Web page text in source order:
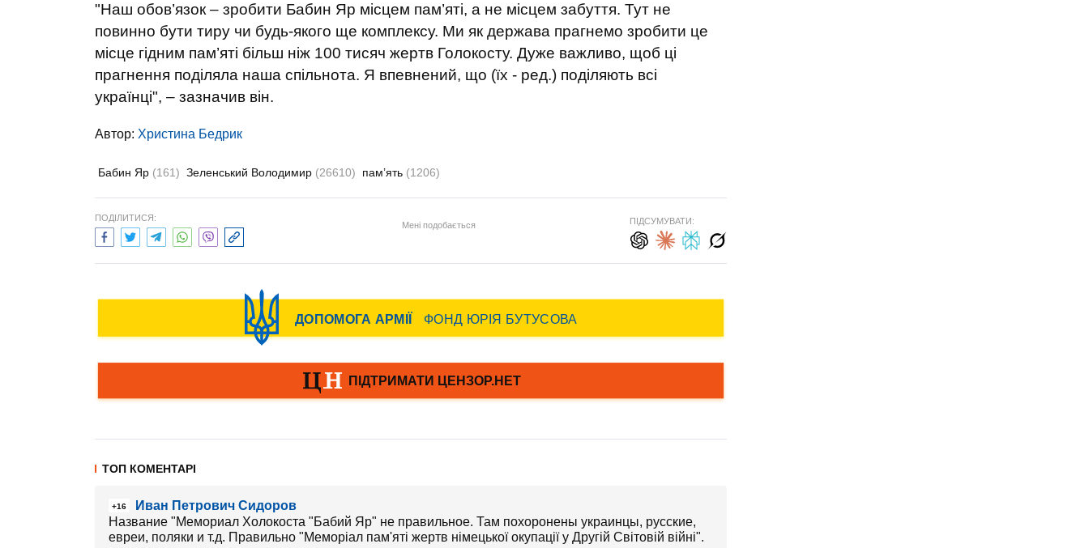
"Наш обов’язок – зробити Бабин Яр місцем пам’яті, а не місцем забуття. Тут не
повинно бути тиру чи будь-якого ще комплексу. Ми як держава прагнемо зробити це
місце гідним пам’яті більш ніж 100 тисяч жертв Голокосту. Дуже важливо, щоб ці
прагнення поділяла наша спільнота. Я впевнений, що (їх - ред.) поділяють всі
українці", – зазначив він.
Автор: Христина Бедрик
Бабин Яр (161) Зеленський Володимир (26610) пам’ять (1206)
ПОДІЛИТИСЯ:
Мені подобається ПІДСУМУВАТИ:
ТОП КОМЕНТАРІ
+16
Иван Петрович Сидоров
Название "Мемориал Холокоста "Бабий Яр" не правильное. Там похоронены украинцы, русские,
евреи, поляки и т.д. Правильно "Меморіал пам'яті жертв німецької окупації у Другій Світовій війні".